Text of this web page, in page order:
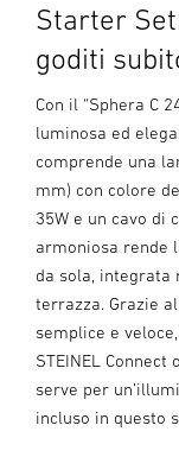
Starter
goditi
Con il “Sphera C
luminosa ed
comprende una
mm) con colore
35W e un cavo di
armoniosa rende
da sola, integrata
terrazza. Grazie
semplice e
STEINEL
serve per
incluso in questo